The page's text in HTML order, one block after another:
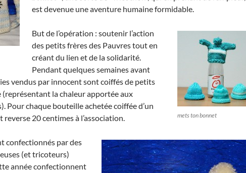
est devenue une aventure humaine formidable.
mets ton bonnet
But de l’opération : soutenir l’action
des petits frères des Pauvres tout en
créant du lien et de la solidarité.
Pendant quelques semaines avant
vendus par innocent sont coiffés de petits
(représentant la chaleur apportée aux
Pour chaque bouteille achetée coiffée d’un
20 centimes à l’association.
confectionnés par des
(et tricoteurs)
année confectionnent